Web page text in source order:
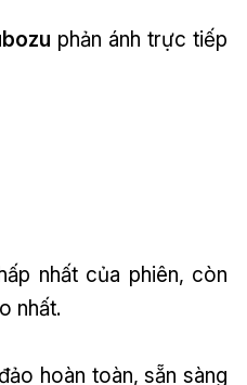
phản ánh trực tiếp
nhất của phiên, còn
nhất.
hoàn toàn, sẵn sàng